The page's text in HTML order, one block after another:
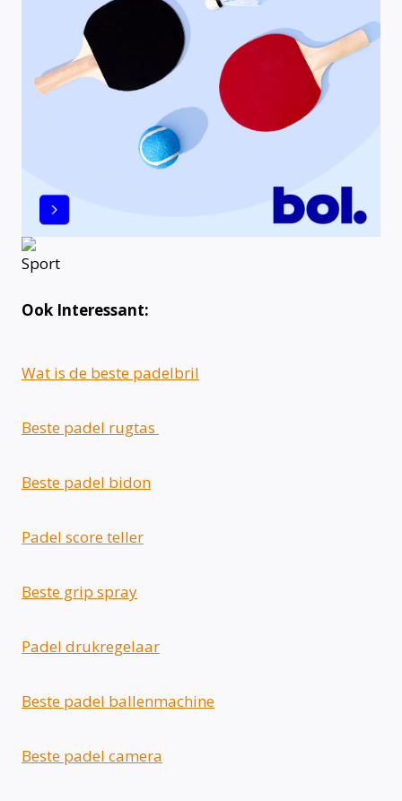
Ook Interessant:
Wat is de beste padelbril
Beste padel rugtas
Beste padel bidon
Padel score teller
Beste grip spray
Padel drukregelaar
Beste padel ballenmachine
Beste padel camera